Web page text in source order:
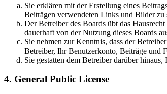
Sie erklären mit der Erstellung eines
Beiträgen verwendeten Links und Bilder zu
Der Betreiber des Boards übt das
dauerhaft von der Nutzung dieses Boards
Sie nehmen zur Kenntnis, dass der
Betreiber, Ihr Benutzerkonto, Beiträge und
Sie gestatten dem Betreiber darüber
4. General Public License